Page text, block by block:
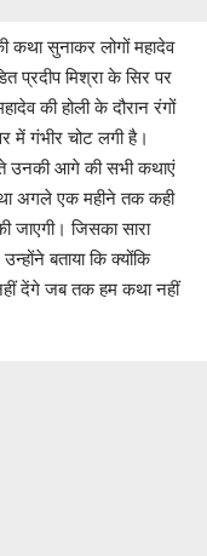
कथा सुनाकर लोगों महादेव
प्रदीप मिश्रा के सिर पर
की होली के दौरान रंगों
में गंभीर चोट लगी है।
उनकी आगे की सभी कथाएं
अगले एक महीने तक कही
जाएगी। जिसका सारा
बताया कि क्योंकि
देंगे जब तक हम कथा नहीं